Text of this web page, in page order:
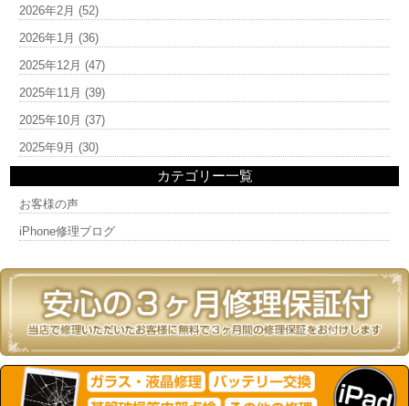
2026年2月 (52)
2026年1月 (36)
2025年12月 (47)
2025年11月 (39)
2025年10月 (37)
2025年9月 (30)
カテゴリー一覧
お客様の声
iPhone修理ブログ